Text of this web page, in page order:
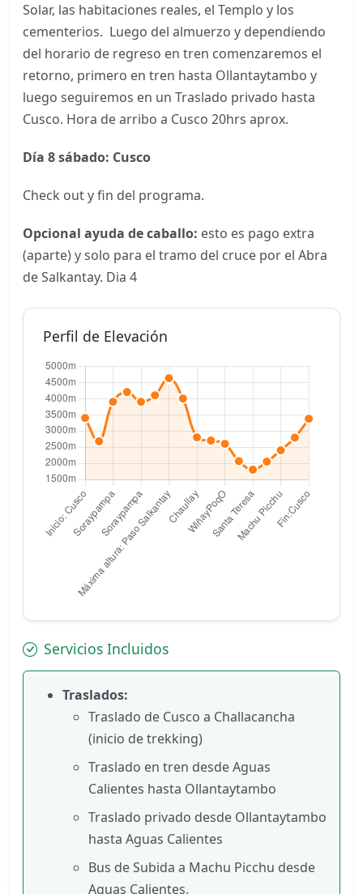
Solar, las habitaciones reales, el Templo y los
cementerios. Luego del almuerzo y dependiendo
del horario de regreso en tren comenzaremos el
retorno, primero en tren hasta Ollantaytambo y
luego seguiremos en un Traslado privado hasta
Cusco. Hora de arribo a Cusco 20hrs aprox.
Día 8 sábado: Cusco
Check out yfin del programa.
Opcional ayuda de caballo: esto es pago extra
(aparte) y solo para el tramo del cruce por el Abra
de Salkantay. Dia 4
Perfil de Elevación
Servicios Incluidos
Traslados:
Traslado de Cusco a Challacancha
(inicio de trekking)
Traslado en tren desde Aguas
Calientes hasta Ollantaytambo
Traslado privado desde Ollantaytambo
hasta Aguas Calientes
Bus de Subida a Machu Picchu desde
Aguas Calientes.